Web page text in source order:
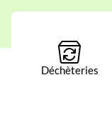
Déchèteries